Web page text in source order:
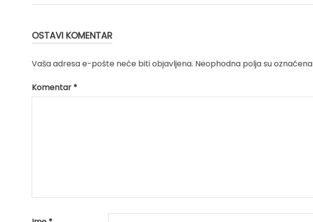
OSTAVI KOMENTAR
Vaša adresa e-pošte neće biti objavljena. Neophodna polja su označena
Komentar *